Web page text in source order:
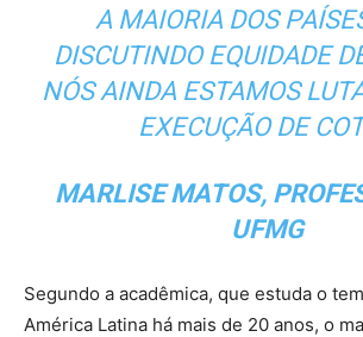
A MAIORIA DOS
DISCUTINDO EQUIDADE
NÓS AINDA ESTAMOS
EXECUÇÃO DE
MARLISE MATOS,
UFMG
Segundo a acadêmica, que estuda o
América Latina há mais de 20 anos, o